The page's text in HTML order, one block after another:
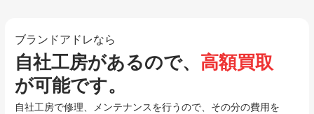
ブランドアドレなら
自社工房があるので、 高額買取
が可能です。
自社工房で修理、メンテナンスを行うので、その分の費用を